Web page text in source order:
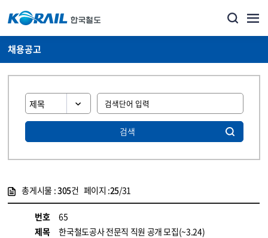
채용공고
검색
총게시물 :305건 페이지 :25/31
번호
65
제목
한국철도공사 전문직 직원 공개 모집(~3.24)